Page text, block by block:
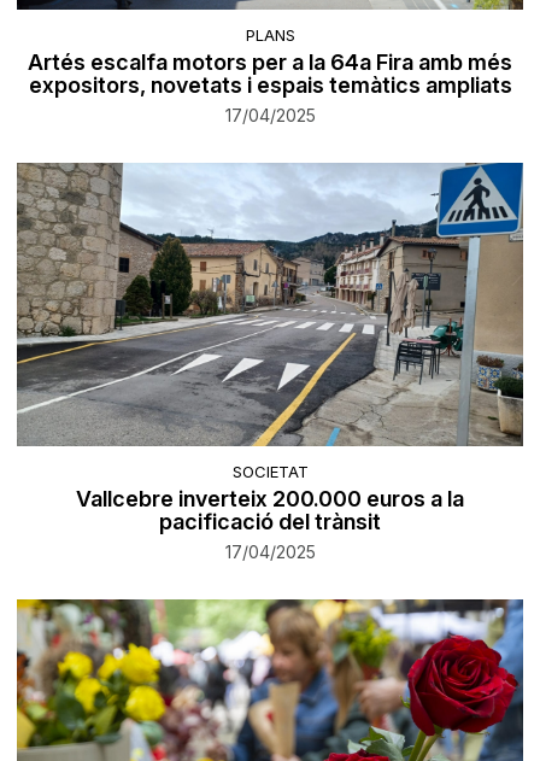
PLANS
Artés escalfa motors per a la 64a Fira amb més
expositors, novetats i espais temàtics ampliats
17/04/2025
SOCIETAT
Vallcebre inverteix 200.000 euros a la
pacificació del trànsit
17/04/2025